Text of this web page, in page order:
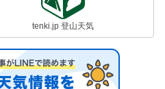
tenki.jp 登山天気